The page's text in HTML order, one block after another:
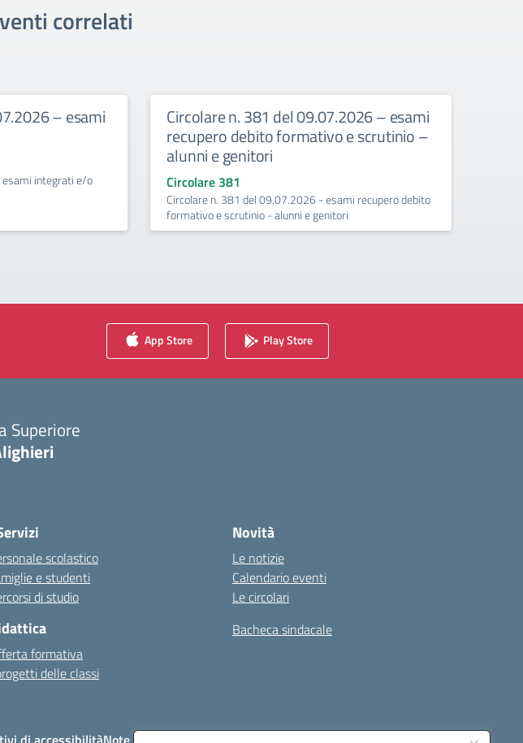
correlati
– esami
integrati e/o
Circolare n. 381 del 09.07.2026 – esami
recupero debito formativo e scrutinio –
alunni e genitori
Circolare 381
Circolare n. 381 del 09.07.2026 - esami recupero debito
formativo e scrutinio - alunni e genitori
App Store Play Store
Superiore
scolastico
e studenti
di studio
formativa
delle classi
Novità
Le notizie
Calendario eventi
Le circolari
Bacheca sindacale